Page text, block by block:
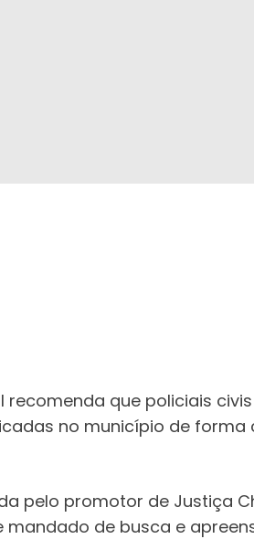
recomenda que policiais
no município de
pelo promotor de Justiça
de busca e